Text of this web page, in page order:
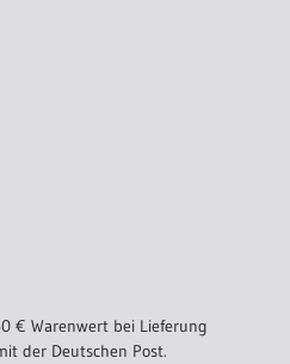
€ Warenwert bei Lieferung
der Deutschen Post.